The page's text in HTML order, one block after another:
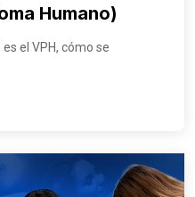
Humano)
el VPH, cómo se